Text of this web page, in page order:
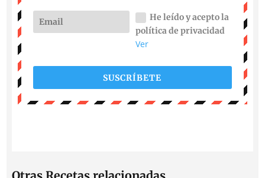
He leído y acepto la
política de privacidad
Ver
SUSCRÍBETE